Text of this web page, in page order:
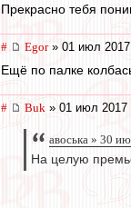
Прекрасно тебя
# Egor» 01 июл 2017
Ещё по палке
# Buk » 01 июл 2017
авоська » 30
На целую